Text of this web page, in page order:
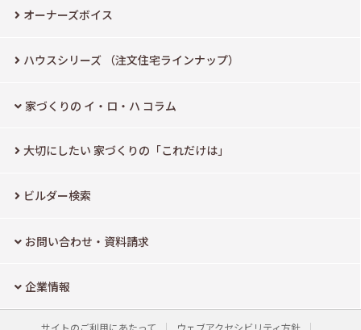
オーナーズボイス
ハウスシリーズ （注文住宅ラインナップ）
家づくりの イ・ロ・ハ コラム
大切にしたい 家づくりの「これだけは」
ビルダー検索
お問い合わせ・資料請求
企業情報
サイトのご利用にあたって ウェブアクセシビリティ方針